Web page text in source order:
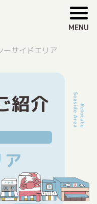
MENU
ーサイドエリア
紹介